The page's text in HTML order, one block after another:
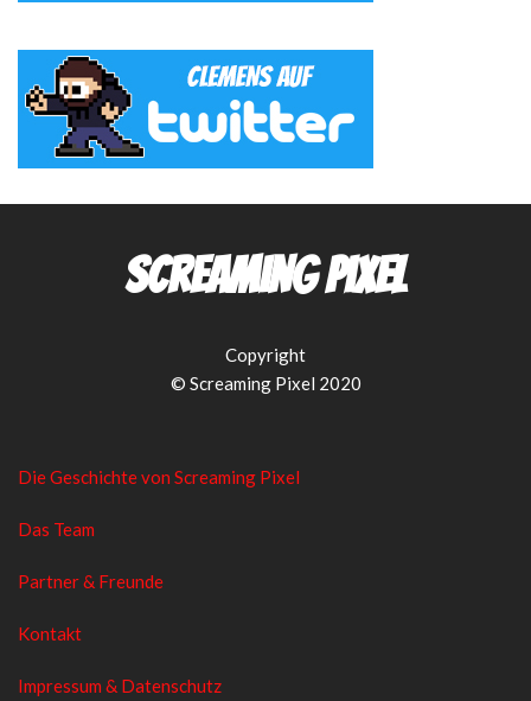
Screaming Pixel
Copyright
© Screaming Pixel 2020
Die Geschichte von Screaming Pixel
Das Team
Partner & Freunde
Kontakt
Impressum & Datenschutz